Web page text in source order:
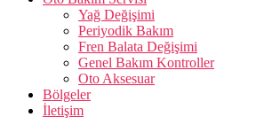
Yağ Değişimi
Periyodik Bakım
Fren Balata Değişimi
Genel Bakım Kontroller
Oto Aksesuar
Bölgeler
İletişim